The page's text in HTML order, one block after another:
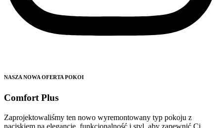
NASZA NOWA OFERTA POKOI
Comfort Plus
Zaprojektowaliśmy ten nowo wyremontowany typ pokoju z